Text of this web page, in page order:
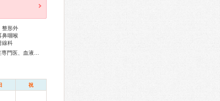
整形外
鼻咽喉
線科
祝